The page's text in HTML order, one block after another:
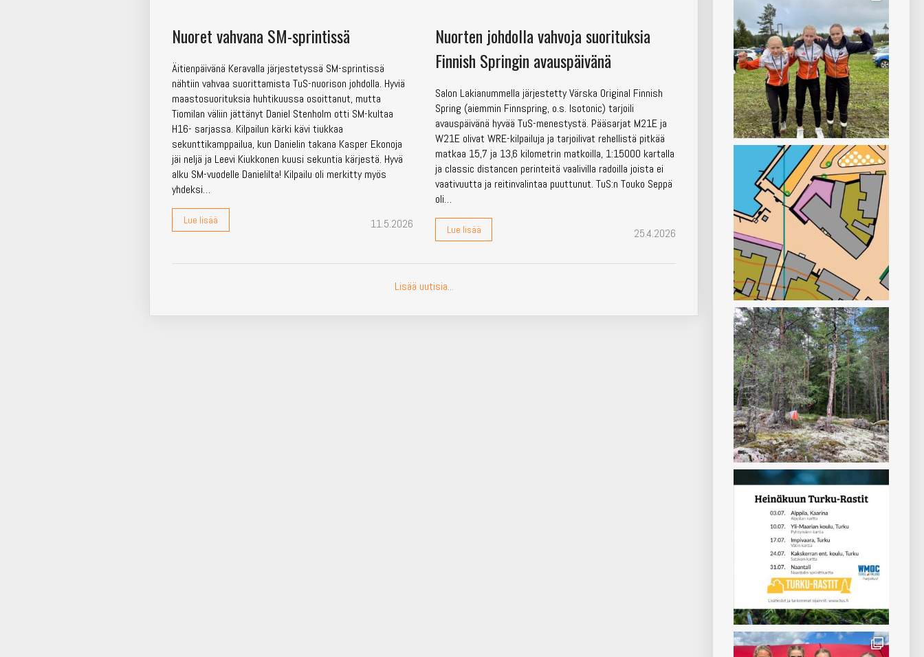
Nuoret vahvana SM-sprintissä
Äitienpäivänä Keravalla järjestetyssä SM-sprintissä
nähtiin vahvaa suorittamista TuS-nuorison johdolla. Hyviä
maastosuorituksia huhtikuussa osoittanut, mutta
Tiomilan väliin jättänyt Daniel Stenholm otti SM-kultaa
H16- sarjassa. Kilpailun kärki kävi tiukkaa
sekunttikamppailua, kun Danielin takana Kasper Ekonoja
jäi neljä ja Leevi Kiukkonen kuusi sekuntia kärjestä. Hyvä
alku SM-vuodelle Danielilta! Kilpailu oli merkitty myös
yhdeksi…
Lue lisää 11.5.2026
Nuorten johdolla vahvoja suorituksia
Finnish Springin avauspäivänä
Salon Lakianummella järjestetty Värska Original Finnish
Spring (aiemmin Finnspring, o.s. Isotonic) tarjoili
avauspäivänä hyvää TuS-menestystä. Pääsarjat M21E ja
W21E olivat WRE-kilpailuja ja tarjoilivat rehellistä pitkää
matkaa 15,7 ja 13,6 kilometrin matkoilla, 1:15000 kartalla
ja classic distancen perinteitä vaalivilla radoilla joista ei
vaativuutta ja reitinvalintaa puuttunut. TuS:n Touko Seppä
oli…
Lue lisää 25.4.2026
Lisää uutisia...